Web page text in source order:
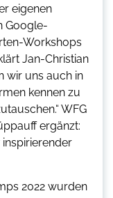
eigenen
Google-
Workshops
Jan-Christian
wir uns auch in
kennen zu
WFG
ergänzt:
inspirierender
2022 wurden